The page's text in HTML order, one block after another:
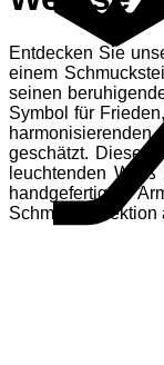
Entdecken Sie
einem
seinen
Symbol für
geschätzt. Dieser
leuchtenden
handgefertigten
Schmuckkollektion